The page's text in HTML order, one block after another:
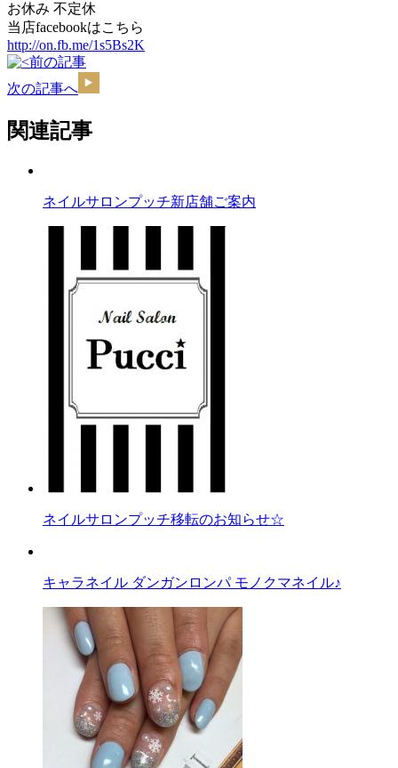
お休み 不定休
当店facebookはこちら
http://on.fb.me/1s5Bs2K
前の記事
次の記事へ
関連記事
ネイルサロンプッチ新店舗ご案内
ネイルサロンプッチ移転のお知らせ☆
キャラネイル ダンガンロンパ モノクマネイル♪